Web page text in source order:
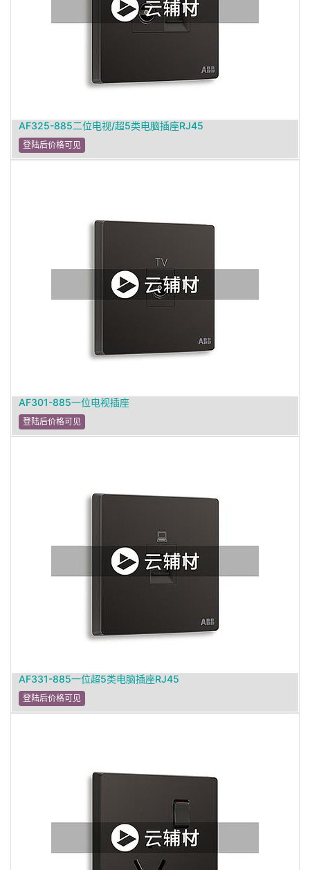
AF325-885二位电视/超5类电脑插座RJ45
登陆后价格可见
AF301-885一位电视插座
登陆后价格可见
AF331-885一位超5类电脑插座RJ45
登陆后价格可见